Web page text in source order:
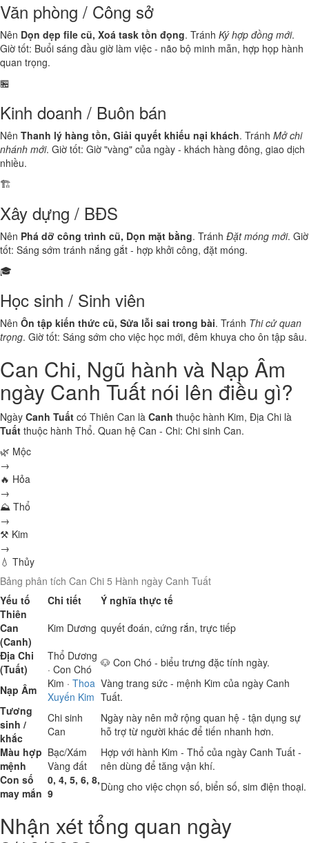
Văn phòng / Công sở
Nên Dọn dẹp file cũ, Xoá task tồn đọng. Tránh Ký hợp đồng mới.
Giờ tốt: Buổi sáng đầu giờ làm việc - não bộ minh mẫn, hợp họp hành
quan trọng.
🏪
Kinh doanh / Buôn bán
Nên Thanh lý hàng tồn, Giải quyết khiếu nại khách. Tránh Mở chi
nhánh mới. Giờ tốt: Giờ "vàng" của ngày - khách hàng đông, giao dịch
nhiều.
🏗️
Xây dựng / BĐS
Nên Phá dỡ công trình cũ, Dọn mặt bằng. Tránh Đặt móng mới. Giờ
tốt: Sáng sớm tránh nắng gắt - hợp khởi công, đặt móng.
🎓
Học sinh / Sinh viên
Nên Ôn tập kiến thức cũ, Sửa lỗi sai trong bài. Tránh Thi cử quan
trọng. Giờ tốt: Sáng sớm cho việc học mới, đêm khuya cho ôn tập sâu.
Can Chi, Ngũ hành và Nạp Âm
ngày Canh Tuất nói lên điều gì?
Ngày Canh Tuất có Thiên Can là Canh thuộc hành Kim, Địa Chi là
Tuất thuộc hành Thổ. Quan hệ Can - Chi: Chi sinh Can.
🌿 Mộc
→
🔥 Hỏa
→
⛰ Thổ
→
⚒ Kim
→
💧 Thủy
Bảng phân tích Can Chi 5 Hành ngày Canh Tuất
Yếu tố
Chi tiết
Ý nghĩa thực tế
Thiên
Can
(Canh)
Kim Dương quyết đoán, cứng rắn, trực tiếp
Địa Chi
(Tuất)
Thổ Dương
· Con Chó
🐶 Con Chó - biểu trưng đặc tính ngày.
Nạp Âm
Kim · Thoa
Xuyến Kim
Vàng trang sức - mệnh Kim của ngày Canh
Tuất.
Tương
sinh /
khắc
Chi sinh
Can
Ngày này nên mở rộng quan hệ - tận dụng sự
hỗ trợ từ người khác để tiến nhanh hơn.
Màu hợp
mệnh
Bạc/Xám
Vàng đất
Hợp với hành Kim - Thổ của ngày Canh Tuất -
nên dùng để tăng vận khí.
Con số
may mắn
0, 4, 5, 6, 8,
9
Dùng cho việc chọn số, biển số, sim điện thoại.
Nhận xét tổng quan ngày